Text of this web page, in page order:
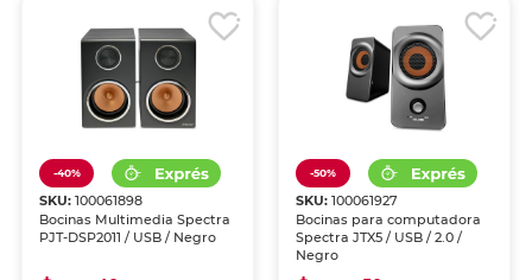
-40%
SKU:100061898
Bocinas Multimedia Spectra
PJT-DSP2011 / USB / Negro
-50%
SKU: 100061927
Bocinas para computadora
Spectra JTX5 / USB / 2.0 /
Negro